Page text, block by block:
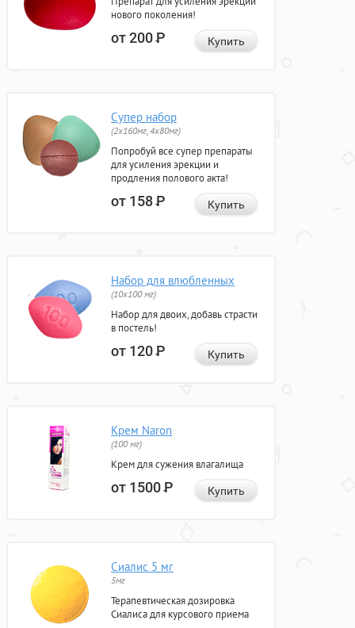
нового поколения!
от 200Р Купить
Супер набор
(2х160мг, 4х80мг)
Попробуй все супер препараты
для усиления эрекции и
продления полового акта!
от 158Р Купить
Набор для влюбленных
(10х100 мг)
Набор для двоих, добавь страсти
в постель!
от 120Р Купить
Крем Naron
(100 мг)
Крем для сужения влагалища
от 1500Р Купить
Сиалис 5 мг
5мг
Терапевтическая дозировка
Сиалиса для курсового приема